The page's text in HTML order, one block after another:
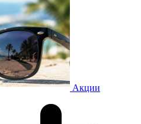
Акции